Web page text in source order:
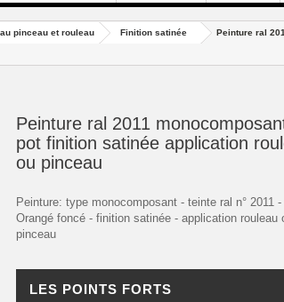
pinceau et rouleau Finition satinée Peinture ral
Peinture ral 2011
pot finition satinée application
ou pinceau
Peinture: type monocomposant - teinte ral n° 2011
Orangé foncé - finition satinée - application rouleau
pinceau
LES POINTS FORTS